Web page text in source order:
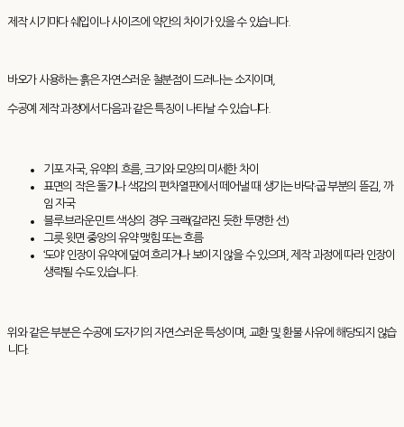
제작 시기마다 쉐입이나 사이즈에 약간의 차이가 있을 수 있습니다.
바오가 사용하는 흙은 자연스러운 철분점이 드러나는 소지이며,
수공예 제작 과정에서 다음과 같은 특징이 나타날 수 있습니다.
기포 자국, 유약의 흐름, 크기와 모양의 미세한 차이
표면의 작은 돌기나 색감의 편차열판에서 떼어낼 때 생기는 바닥·굽 부분의 뜯김, 까
임 자국
블루·브라운·민트 색상의 경우 크랙(갈라진 듯한 투명한 선)
그릇 윗면 중앙의 유약 맺힘 또는 흐름
‘도야’ 인장이 유약에 덮여 흐리거나 보이지 않을 수 있으며, 제작 과정에 따라 인장이
생략될 수도 있습니다.
위와 같은 부분은 수공예 도자기의 자연스러운 특성이며, 교환 및 환불 사유에 해당되지 않습
니다.